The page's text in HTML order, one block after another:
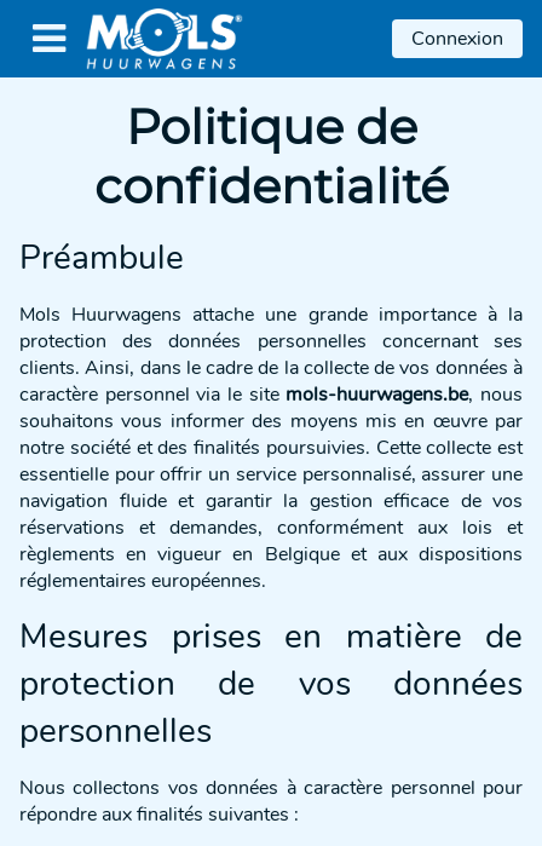
 Connexion
Politique de
confidentialité
Préambule
Mols Huurwagens attache une grande importance à la
protection des données personnelles concernant ses
clients. Ainsi, dans le cadre de la collecte de vos données à
caractère personnel via le site mols-huurwagens.be, nous
souhaitons vous informer des moyens mis en œuvre par
notre société et des finalités poursuivies. Cette collecte est
essentielle pour offrir un service personnalisé, assurer une
navigation fluide et garantir la gestion efficace de vos
réservations et demandes, conformément aux lois et
règlements en vigueur en Belgique et aux dispositions
réglementaires européennes.
Mesures prises en matière de
protection de vos données
personnelles
Nous collectons vos données à caractère personnel pour
répondre aux finalités suivantes :